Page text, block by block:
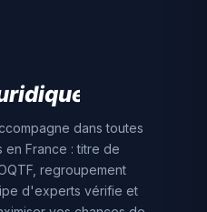
dans toutes
en France : titre de
regroupement
d'experts vérifie et